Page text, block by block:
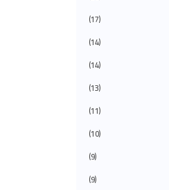
(17)
(14)
(14)
(13)
(11)
(10)
(9)
(9)